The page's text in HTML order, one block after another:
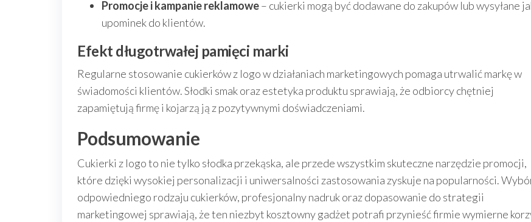
Promocje i kampanie reklamowe– cukierki mogą być dodawane do zakupów lub wysyłane
upominek do klientów.
Efekt długotrwałej pamięci marki
Regularne stosowanie cukierków z logo w działaniach marketingowych pomaga utrwalić markę w
świadomości klientów. Słodki smak oraz estetyka produktu sprawiają, że odbiorcy chętniej
zapamiętują firmę i kojarzą ją z pozytywnymi doświadczeniami.
Podsumowanie
Cukierki z logo to nie tylko słodka przekąska, ale przede wszystkim skuteczne narzędzie promocji,
które dzięki wysokiej personalizacji i uniwersalności zastosowania zyskuje na popularności.
odpowiedniego rodzaju cukierków, profesjonalny nadruk oraz dopasowanie do strategii
marketingowej sprawiają, że ten niezbyt kosztowny gadżet potrafi przynieść firmie wymierne